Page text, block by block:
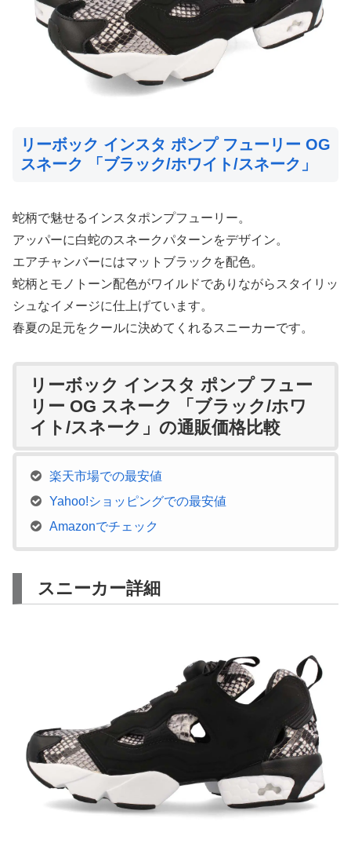
リーボック インスタ ポンプ フューリー OG
スネーク 「ブラック/ホワイト/スネーク」
蛇柄で魅せるインスタポンプフューリー。
アッパーに白蛇のスネークパターンをデザイン。
エアチャンバーにはマットブラックを配色。
蛇柄とモノトーン配色がワイルドでありながらスタイリッ
シュなイメージに仕上げています。
春夏の足元をクールに決めてくれるスニーカーです。
リーボック インスタ ポンプ フュー
リー OG スネーク 「ブラック/ホワ
イト/スネーク」の通販価格比較
楽天市場での最安値
Yahoo!ショッピングでの最安値
Amazonでチェック
スニーカー詳細